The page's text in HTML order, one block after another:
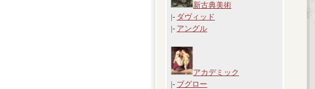
新古典美術
|- ダヴィッド
|- アングル
アカデミック
|- ブグロー